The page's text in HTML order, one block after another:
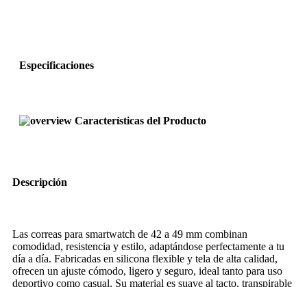
Descripción
Las correas para smartwatch de 42 a 49 mm combinan
comodidad, resistencia y estilo, adaptándose perfectamente a tu
día a día. Fabricadas en silicona flexible y tela de alta calidad,
ofrecen un ajuste cómodo, ligero y seguro, ideal tanto para uso
deportivo como casual. Su material es suave al tacto, transpirable
Especificaciones
Características del Producto